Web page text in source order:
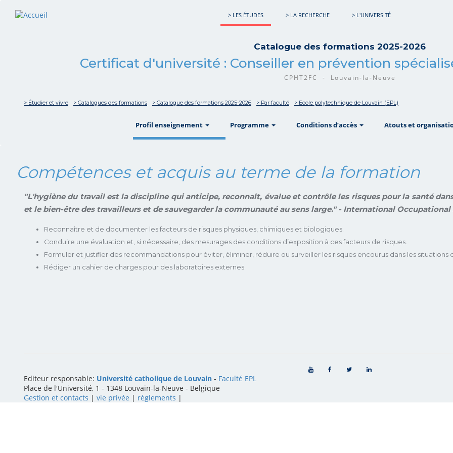
> LES ÉTUDES > LA RECHERCHE > L'UNIVERSITÉ
Catalogue des formations 2025-2026
Certificat d'université : Conseiller en prévention
CPHT2FC - Louvain-la-Neuve
> Étudier et vivre > Catalogues des formations > Catalogue des formations 2025-2026 > Par faculté > Ecole polytechnique de Louvain (EPL)
Profil enseignement Programme showConditions d’accès showAtouts et
Compétences et acquis au terme de la formation
"L'hygiène du travail est la discipline qui anticipe, reconnaît, évalue et contrôle les risques pour la santé
et le bien-être des travailleurs et de sauvegarder la communauté au sens large." - International
Reconnaître et de documenter les facteurs de risques physiques, chimiques et biologiques.
Conduire une évaluation et, si nécessaire, des mesurages des conditions d’exposition à ces facteurs de risques.
Formuler et justifier des recommandations pour éviter, éliminer, réduire ou surveiller les risques encourus dans les situations
Rédiger un cahier de charges pour des laboratoires externes
Editeur responsable: Université catholique de Louvain - Faculté EPL
Place de l'Université, 1 - 1348 Louvain-la-Neuve - Belgique
Gestion et contacts | vie privée | règlements |